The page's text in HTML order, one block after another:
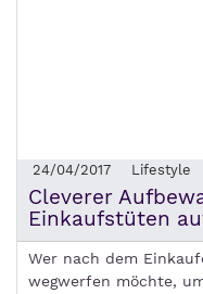
24/04/2017 Lifestyle
Cleverer
Einkaufstüten
Wer nach dem
wegwerfen möchte,